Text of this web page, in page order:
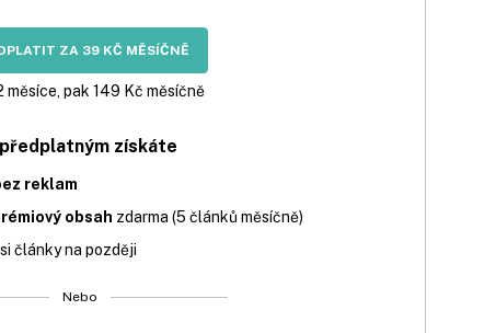
ZA 39 KČ MĚSÍČNĚ
měsíce, pak 149 Kč měsíčně
získáte
reklam
obsah zdarma (5 článků měsíčně)
články na později
Nebo